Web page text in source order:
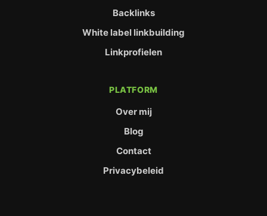
Backlinks
White label linkbuilding
Linkprofielen
PLATFORM
Over mij
Blog
Contact
Privacybeleid